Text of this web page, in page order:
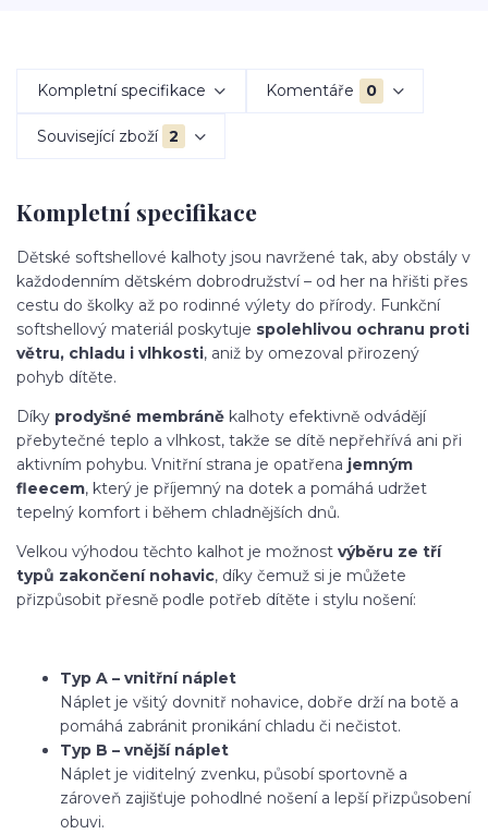
Kompletní specifikace Komentáře 0
Související zboží 2
Kompletní specifikace
Dětské softshellové kalhoty jsou navržené tak, aby obstály v
každodenním dětském dobrodružství – od her na hřišti přes
cestu do školky až po rodinné výlety do přírody. Funkční
softshellový materiál poskytuje spolehlivou ochranu proti
větru, chladu i vlhkosti, aniž by omezoval přirozený
pohyb dítěte.
Díky prodyšné membráně kalhoty efektivně odvádějí
přebytečné teplo a vlhkost, takže se dítě nepřehřívá ani při
aktivním pohybu. Vnitřní strana je opatřena jemným
fleecem, který je příjemný na dotek a pomáhá udržet
tepelný komfort i během chladnějších dnů.
Velkou výhodou těchto kalhot je možnost výběru ze tří
typů zakončení nohavic, díky čemuž si je můžete
přizpůsobit přesně podle potřeb dítěte i stylu nošení:
Typ A – vnitřní náplet
Náplet je všitý dovnitř nohavice, dobře drží na botě a
pomáhá zabránit pronikání chladu či nečistot.
Typ B – vnější náplet
Náplet je viditelný zvenku, působí sportovně a
zároveň zajišťuje pohodlné nošení a lepší přizpůsobení
obuvi.